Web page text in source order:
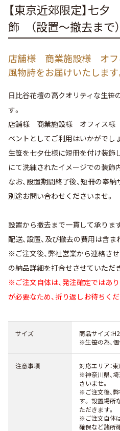
【東京近郊限定】七
飾 （設置～撤去まで）
店舗様 商業施設様 オ
風物詩をお届けいたします
日比谷花壇の高クオリティな生笹
す。
店舗様 商業施設様 オフィス様
ベントとしてご利用はいかがでし
生笹を七夕仕様に短冊を付け装飾
にて洗練されたイメージでの装飾
なお、設置期間終了後、短冊の奉
別途お問い合わせくださいませ。
設置から撤去まで一貫して承ります
配送、設置、及び撤去の費用は含ま
※ご注文後、弊社営業から連絡さ
の納品詳細を打合せさせていただ
※ご注文自体は、発注確定ではあ
が必要なため、折り返しお待ちくだ
サイズ
商品サイズ：
※生笹の為、
注意事項
対応エリア：
※神奈川県、
さいませ。
※ご注文後、
す。 設置場所
ただきます。
※ご注文自体
確保など諸所